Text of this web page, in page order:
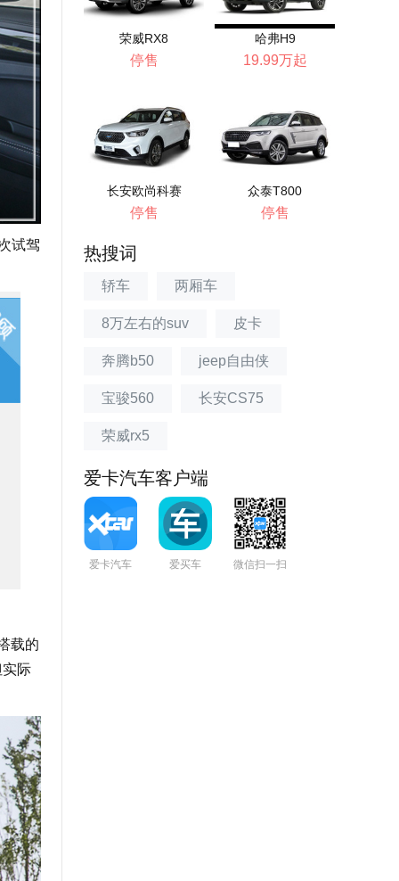
试驾
载的
际
荣威RX8
停售
哈弗H9
19.99万起
长安欧尚科赛
停售
众泰T800
停售
热搜词
轿车 两厢车
8万左右的suv 皮卡
奔腾b50 jeep自由侠
宝骏560 长安CS75
荣威rx5
爱卡汽车客户端
爱卡汽车 爱买车 微信扫一扫